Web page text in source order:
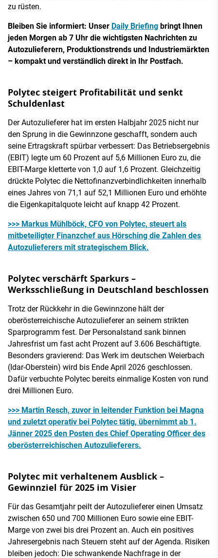
zu rüsten.
Bleiben Sie informiert: Unser Daily Briefing bringt Ihnen
jeden Morgen ab 7 Uhr die wichtigsten Nachrichten zu
Autozulieferern, Produktionstrends und Industriemärkten
– kompakt und verständlich direkt in Ihr Postfach.
Polytec steigert Profitabilität und senkt
Schuldenlast
Der Autozulieferer hat im ersten Halbjahr 2025 nicht nur
den Sprung in die Gewinnzone geschafft, sondern auch
seine Ertragskraft spürbar verbessert: Das Betriebsergebnis
(EBIT) legte um 60 Prozent auf 5,6 Millionen Euro zu, die
EBIT-Marge kletterte von 1,0 auf 1,6 Prozent. Gleichzeitig
drückte Polytec die Nettofinanzverbindlichkeiten innerhalb
eines Jahres von 71,1 auf 52,1 Millionen Euro und erhöhte
die Eigenkapitalquote leicht auf knapp 42 Prozent.
>>> Markus Mühlböck, CFO von Polytec, steuert als
mitbeteiligter Finanzchef aus Hörsching die Zahlen des
Autozulieferers mit strategischem Blick.
Polytec verschärft Sparkurs –
Werksschließung in Deutschland beschlossen
Trotz der Rückkehr in die Gewinnzone hält der
oberösterreichische Autozulieferer an seinem strikten
Sparprogramm fest. Der Personalstand sank binnen
Jahresfrist um fast acht Prozent auf 3.606 Beschäftigte.
Besonders gravierend: Das Werk im deutschen Weierbach
(Idar-Oberstein) wird bis Ende April 2026 geschlossen.
Dafür verbuchte Polytec bereits einmalige Kosten von rund
drei Millionen Euro.
>>> Martin Resch, zuvor in leitender Funktion bei Magna
und zuletzt operativ bei Polytec tätig, übernimmt ab 1.
Jänner 2025 den Posten des Chief Operating Officer des
oberösterreichischen Autozulieferers.
Polytec mit verhaltenem Ausblick –
Gewinnziel für 2025 im Visier
Für das Gesamtjahr peilt der Autozulieferer einen Umsatz
zwischen 650 und 700 Millionen Euro sowie eine EBIT-
Marge von zwei bis drei Prozent an. Auch ein positives
Jahresergebnis nach Steuern steht auf der Agenda. Risiken
bleiben jedoch: Die schwankende Nachfrage in der